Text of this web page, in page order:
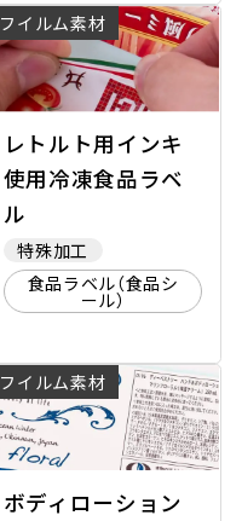
フイルム素材
レトルト用インキ
使用冷凍食品ラベ
ル
特殊加工
食品ラベル（食品シ
ール）
フイルム素材
ボディローション